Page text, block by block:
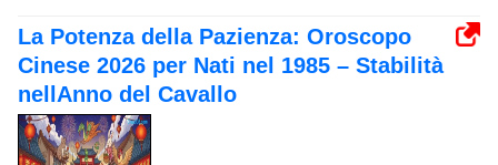
La Potenza della Pazienza: Oroscopo
Cinese 2026 per Nati nel 1985 – Stabilità
nellAnno del Cavallo